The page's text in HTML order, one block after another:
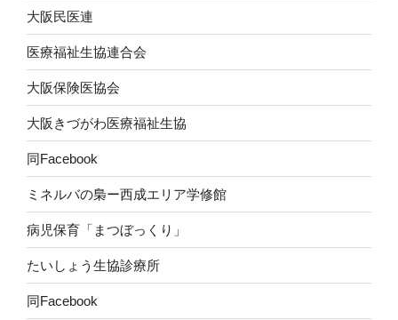
大阪民医連
医療福祉生協連合会
大阪保険医協会
大阪きづがわ医療福祉生協
同Facebook
ミネルバの梟ー西成エリア学修館
病児保育「まつぼっくり」
たいしょう生協診療所
同Facebook